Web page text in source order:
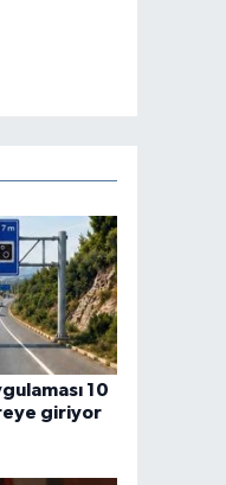
10
giriyor